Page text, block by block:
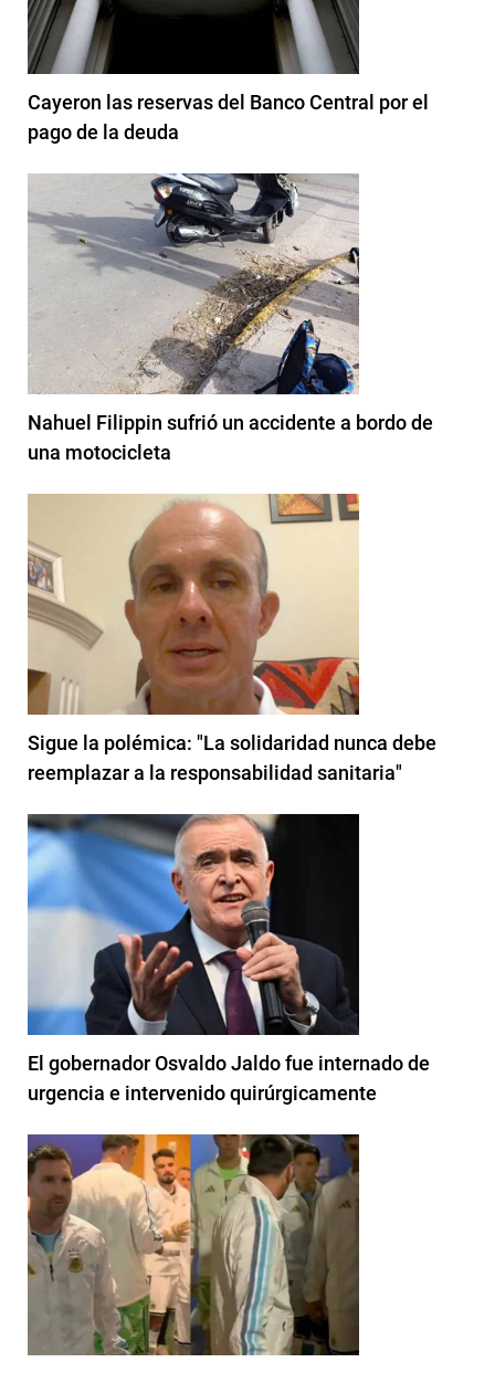
Cayeron las reservas del Banco Central por el
pago de la deuda
Nahuel Filippin sufrió un accidente a bordo de
una motocicleta
Sigue la polémica: "La solidaridad nunca debe
reemplazar a la responsabilidad sanitaria"
El gobernador Osvaldo Jaldo fue internado de
urgencia e intervenido quirúrgicamente